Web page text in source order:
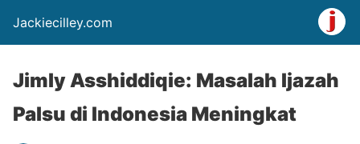
Jackiecilley.com
Jimly Asshiddiqie: Masalah Ijazah
Palsu di Indonesia Meningkat